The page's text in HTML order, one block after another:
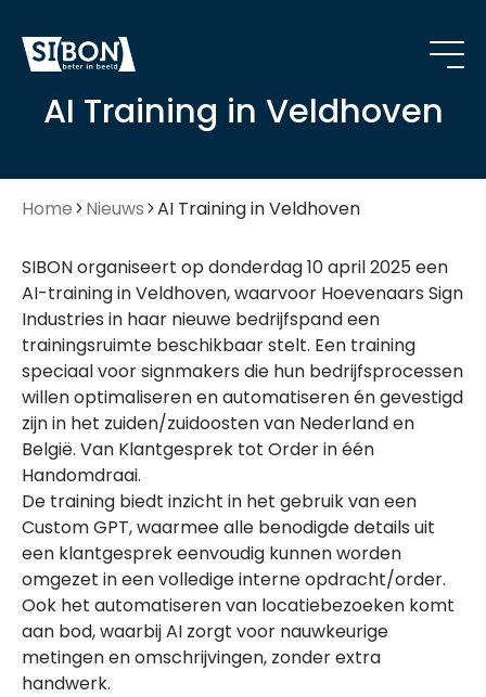
AI Training in Veldhoven
Home Nieuws AI Training in Veldhoven
SIBON organiseert op donderdag 10 april 2025 een
AI-training in Veldhoven, waarvoor Hoevenaars Sign
Industries in haar nieuwe bedrijfspand een
trainingsruimte beschikbaar stelt. Een training
speciaal voor signmakers die hun bedrijfsprocessen
willen optimaliseren en automatiseren én gevestigd
zijn in het zuiden/zuidoosten van Nederland en
België. Van Klantgesprek tot Order in één
Handomdraai.
De training biedt inzicht in het gebruik van een
Custom GPT, waarmee alle benodigde details uit
een klantgesprek eenvoudig kunnen worden
omgezet in een volledige interne opdracht/order.
Ook het automatiseren van locatiebezoeken komt
aan bod, waarbij AI zorgt voor nauwkeurige
metingen en omschrijvingen, zonder extra
handwerk.